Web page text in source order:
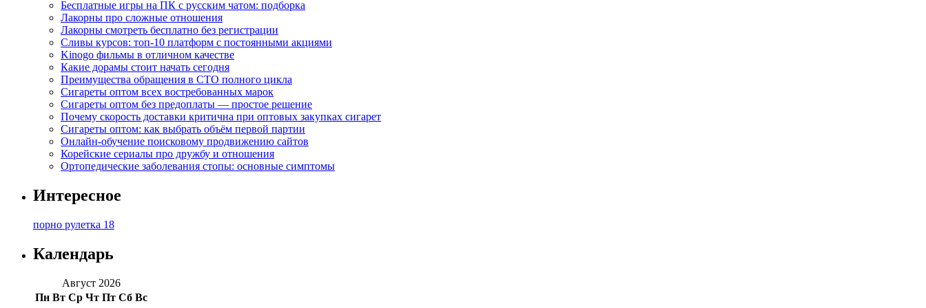
Бесплатные игры на ПК с русским чатом: подборка
Лакорны про сложные отношения
Лакорны смотреть бесплатно без регистрации
Сливы курсов: топ-10 платформ с постоянными акциями
Kinogo фильмы в отличном качестве
Какие дорамы стоит начать сегодня
Преимущества обращения в СТО полного цикла
Сигареты оптом всех востребованных марок
Сигареты оптом без предоплаты — простое решение
Почему скорость доставки критична при оптовых закупках сигарет
Сигареты оптом: как выбрать объём первой партии
Онлайн-обучение поисковому продвижению сайтов
Корейские сериалы про дружбу и отношения
Ортопедические заболевания стопы: основные симптомы
Интересное
порно рулетка 18
Календарь
Август 2026
Пн Вт Ср Чт Пт Сб Вс